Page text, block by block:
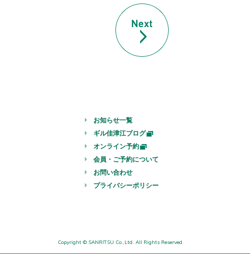
お知らせ一覧
ギル佳津江ブログ
オンライン予約
会員・ご予約について
お問い合わせ
プライバシーポリシー
Copyright © SANRITSU Co.,Ltd. All Rights Reserved.